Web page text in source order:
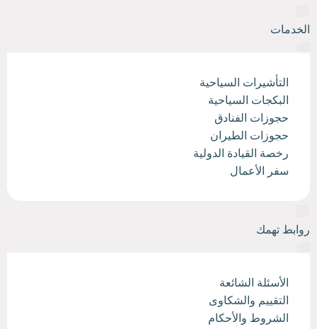
الخدمات
التأشيرات السياحية
البكجات السياحية
حجوزات الفنادق
حجوزات الطيران
رخصة القيادة الدولية
سفر الأعمال
روابط تهمك
الأسئلة الشائعة
التقييم والشكاوى
الشروط والأحكام